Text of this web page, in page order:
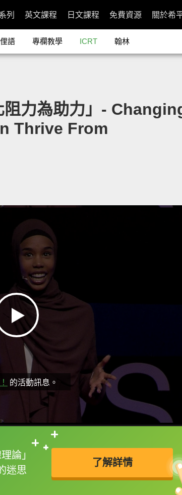
列 英文課程 日文課程 免費資源 關於希
語 專欄教學 ICRT 翰林
阻力為助力」-
Thrive From
的活動訊息。
論」
迷思
了解詳情
幕可以直接查字典喔！